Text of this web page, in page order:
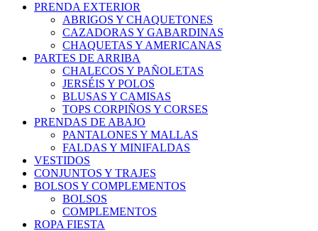
PRENDA EXTERIOR
ABRIGOS Y CHAQUETONES
CAZADORAS Y GABARDINAS
CHAQUETAS Y AMERICANAS
PARTES DE ARRIBA
CHALECOS Y PAÑOLETAS
JERSÉIS Y POLOS
BLUSAS Y CAMISAS
TOPS CORPIÑOS Y CORSES
PRENDAS DE ABAJO
PANTALONES Y MALLAS
FALDAS Y MINIFALDAS
VESTIDOS
CONJUNTOS Y TRAJES
BOLSOS Y COMPLEMENTOS
BOLSOS
COMPLEMENTOS
ROPA FIESTA